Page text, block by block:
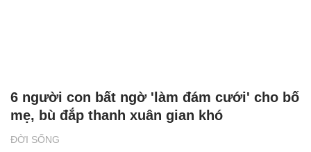
ĐỜI SỐNG
6 người con bất ngờ 'làm đám cưới' cho bố
mẹ, bù đắp thanh xuân gian khó